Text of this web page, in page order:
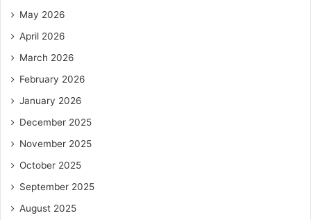
May 2026
April 2026
March 2026
February 2026
January 2026
December 2025
November 2025
October 2025
September 2025
August 2025